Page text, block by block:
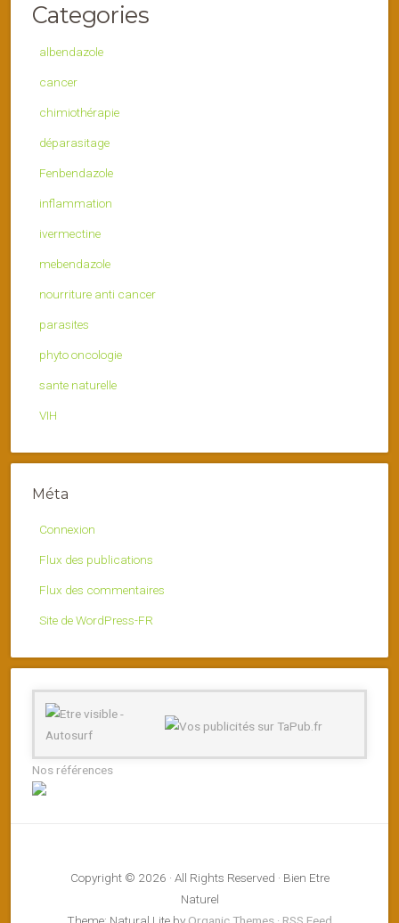
Categories
albendazole
cancer
chimiothérapie
déparasitage
Fenbendazole
inflammation
ivermectine
mebendazole
nourriture anti cancer
parasites
phyto oncologie
sante naturelle
VIH
Méta
Connexion
Flux des publications
Flux des commentaires
Site de WordPress-FR
Nos références
Copyright © 2026 · All Rights Reserved · Bien Etre
Naturel